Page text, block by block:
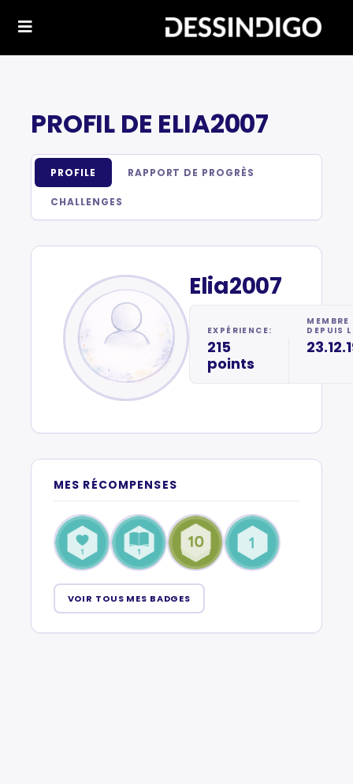
PROFIL DE ELIA2007
PROFILE RAPPORT DE PROGRÈS
CHALLENGES
Elia2007
EXPÉRIENCE:
215
points
MEMBRE
DEPUIS
MES RÉCOMPENSES
VOIR TOUS MES BADGES